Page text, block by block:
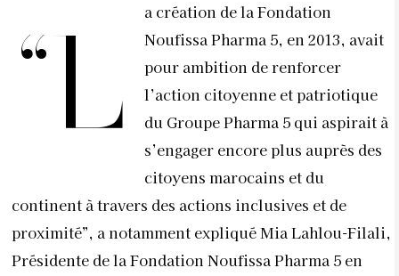
“L
a création de la Fondation
Noufissa Pharma 5, en 2013, avait
pour ambition de renforcer
l’action citoyenne et patriotique
du Groupe Pharma 5 qui aspirait à
s’engager encore plus auprès des
citoyens marocains et du
continent à travers des actions inclusives et de
proximité”, a notamment expliqué Mia Lahlou-Filali,
Présidente de la Fondation Noufissa Pharma 5 en